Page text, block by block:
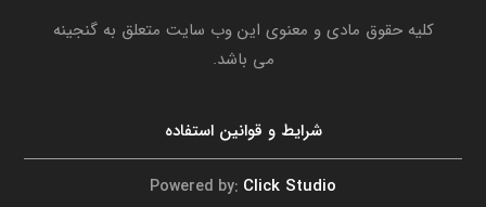
کلیه حقوق مادی و معنوی این وب سایت متعلق به گنجینه
می باشد.
شرایط و قوانین استفاده
Powered by: Click Studio